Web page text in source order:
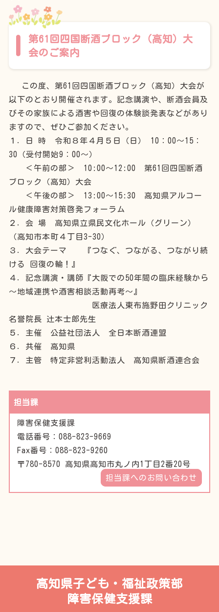
第61回四国断酒ブロック（高知）大
会のご案内
この度、第61回四国断酒ブロック（高知）大会が
以下のとおり開催されます。記念講演や、断酒会員及
びその家族による酒害や回復の体験談発表などがあり
ますので、ぜひご参加ください。
１．日 時 令和８年４月５日（日） 10：00～15：
30（受付開始9：00～）
＜午前の部＞ 10:00～12:00 第61回四国断酒
ブロック（高知）大会
＜午後の部＞ 13:00～15:30 高知県アルコー
ル健康障害対策啓発フォーラム
２．会 場 高知県立県民文化ホール（グリーン）
（高知市本町４丁目3-30）
３．大会テーマ 『つなぐ、つながる、つながり続
ける 回復の輪！』
４．記念講演・講師『大阪での50年間の臨床経験から
～地域連携や酒害相談活動再考～』
医療法人東布施野田クリニック
名誉院長 辻本士郎先生
５．主催 公益社団法人 全日本断酒連盟
６．共催 高知県
７．主管 特定非営利活動法人 高知県断酒連合会
担当課
障害保健支援課
電話番号：088-823-9669
Fax番号：088-823-9260
〒780-8570 高知県高知市丸ノ内1丁目2番20号
担当課へのお問い合わせ
高知県子ども・福祉政策部
障害保健支援課